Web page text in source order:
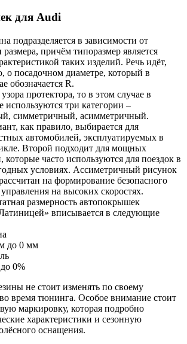
для Audi
подразделяется в зависимости от
размера, причём типоразмер является
таких изделий. Речь идёт,
о посадочном диаметре, который в
обозначается R.
протектора, то в этом случае в
используются три категории –
симметричный, асимметричный.
как правило, выбирается для
автомобилей, эксплуатируемых в
Второй подходит для мощных
которые часто используются для поездок в
условиях. Ассиметричный рисунок
на формирование безопасного
на высоких скоростях.
размерность автопокрышек
вписывается в следующие
до 0 мм
0%
не стоит изменять по своему
время тюнинга. Особое внимание стоит
маркировку, которая подробно
характеристики и сезонную
оснащения.